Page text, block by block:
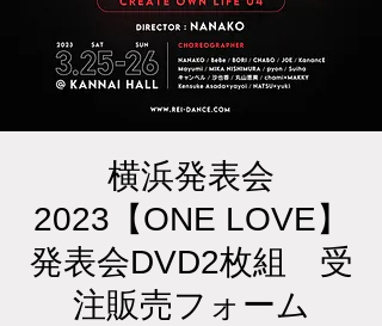
横浜発表会
2023【ONE LOVE】
発表会DVD2枚組 受
注販売フォーム